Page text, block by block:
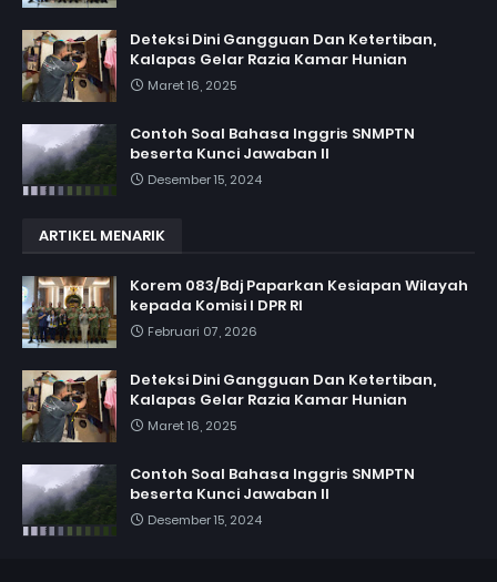
Deteksi Dini Gangguan Dan Ketertiban,
Kalapas Gelar Razia Kamar Hunian
Maret 16, 2025
Contoh Soal Bahasa Inggris SNMPTN
beserta Kunci Jawaban II
Desember 15, 2024
ARTIKEL MENARIK
Korem 083/Bdj Paparkan Kesiapan Wilayah
kepada Komisi I DPR RI
Februari 07, 2026
Deteksi Dini Gangguan Dan Ketertiban,
Kalapas Gelar Razia Kamar Hunian
Maret 16, 2025
Contoh Soal Bahasa Inggris SNMPTN
beserta Kunci Jawaban II
Desember 15, 2024